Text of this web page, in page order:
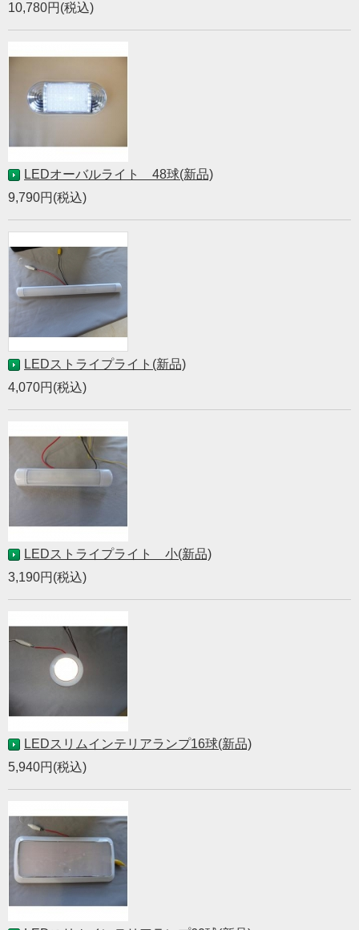
10,780円(税込)
LEDオーバルライト 48球(新品)
9,790円(税込)
LEDストライプライト(新品)
4,070円(税込)
LEDストライプライト 小(新品)
3,190円(税込)
LEDスリムインテリアランプ16球(新品)
5,940円(税込)